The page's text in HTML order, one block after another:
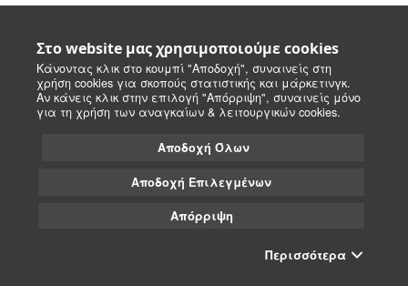
Στο website μας χρησιμοποιούμε cookies
Κάνοντας κλικ στο κουμπί "Αποδοχή", συναινείς στη
χρήση cookies για σκοπούς στατιστικής και μάρκετινγκ.
Αν κάνεις κλικ στην επιλογή "Απόρριψη", συναινείς μόνο
για τη χρήση των αναγκαίων & λειτουργικών cookies.
Αποδοχή Όλων
Αποδοχή Επιλεγμένων
Απόρριψη
Περισσότερα